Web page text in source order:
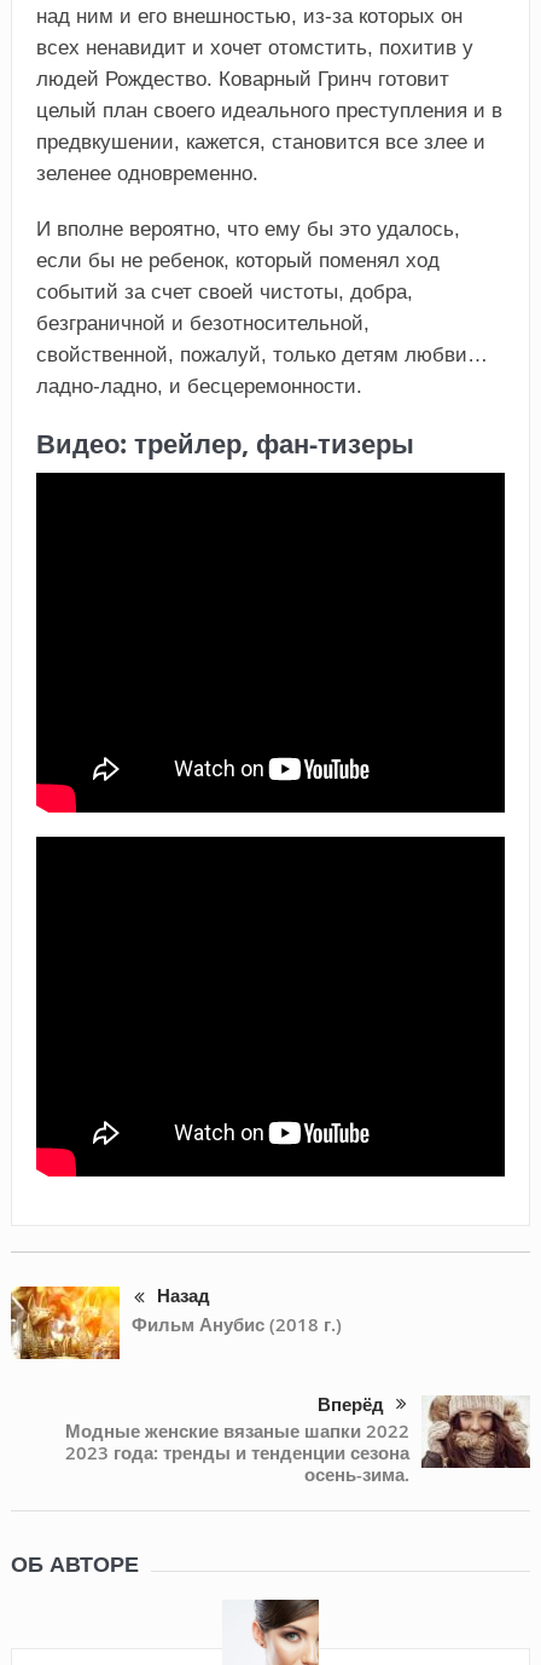
над ним и его внешностью, из-за которых он
всех ненавидит и хочет отомстить, похитив у
людей Рождество. Коварный Гринч готовит
целый план своего идеального преступления и в
предвкушении, кажется, становится все злее и
зеленее одновременно.
И вполне вероятно, что ему бы это удалось,
если бы не ребенок, который поменял ход
событий за счет своей чистоты, добра,
безграничной и безотносительной,
свойственной, пожалуй, только детям любви…
ладно-ладно, и бесцеремонности.
Видео: трейлер, фан-тизеры
Назад
Фильм Анубис (2018 г.)
Вперёд
Модные женские вязаные шапки 2022
2023 года: тренды и тенденции сезона
осень-зима.
ОБ АВТОРЕ